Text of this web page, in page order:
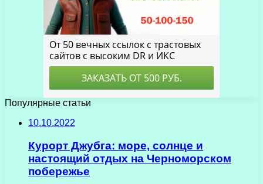
Популярные статьи
10.10.2022
Курорт Джубга: море, солнце и
настоящий отдых на Черноморском
побережье